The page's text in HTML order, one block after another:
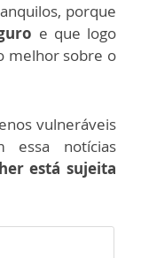
porque
e que logo
melhor sobre o
vulneráveis
essa notícias
está sujeita